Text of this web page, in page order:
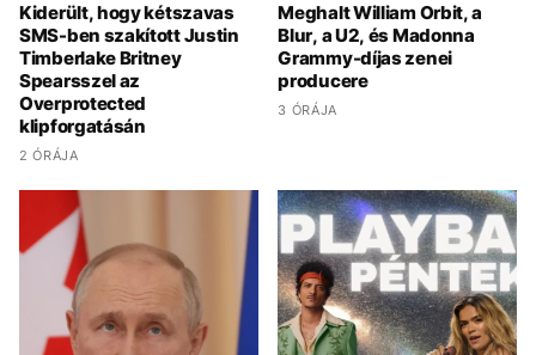
Kiderült, hogy kétszavas
SMS-ben szakított Justin
Timberlake Britney
Spearsszel az
Overprotected
klipforgatásán
2 ÓRÁJA
Meghalt William Orbit, a
Blur, a U2, és Madonna
Grammy-díjas zenei
producere
3 ÓRÁJA